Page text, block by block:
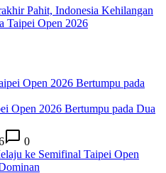
Pahit, Indonesia Kehilangan
Taipei Open 2026
Open 2026 Bertumpu pada Dua
0